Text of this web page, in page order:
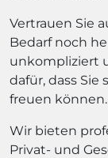
Vertrauen Sie
Bedarf noch
unkompliziert
dafür, dass Sie
freuen können.
Wir bieten
Privat- und